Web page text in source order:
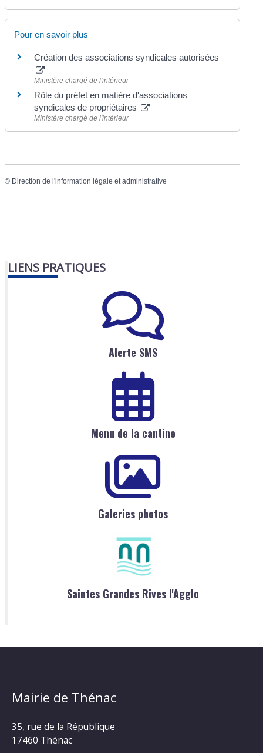
Pour en savoir plus
Création des associations syndicales autorisées
Ministère chargé de l'intérieur
Rôle du préfet en matière d'associations
syndicales de propriétaires
Ministère chargé de l'intérieur
© Direction de l'information légale et administrative
LIENS PRATIQUES
Alerte SMS
Menu de la cantine
Galeries photos
Saintes Grandes Rives l'Agglo
Mairie de Thénac
35, rue de la République
17460 Thénac